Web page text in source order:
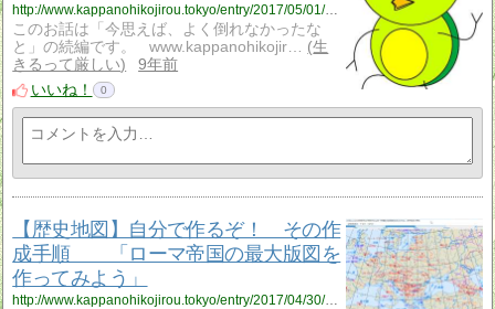
http://www.kappanohikojirou.tokyo/entry/2017/05/01/191028
このお話は「今思えば、よく倒れなかったな
と」の続編です。 www.kappanohikojir…
生
きるって厳しい
9年前
いいね！
0
【歴史地図】自分で作るぞ！ その作
成手順 「ローマ帝国の最大版図を
作ってみよう」
http://www.kappanohikojirou.tokyo/entry/2017/04/30/131951